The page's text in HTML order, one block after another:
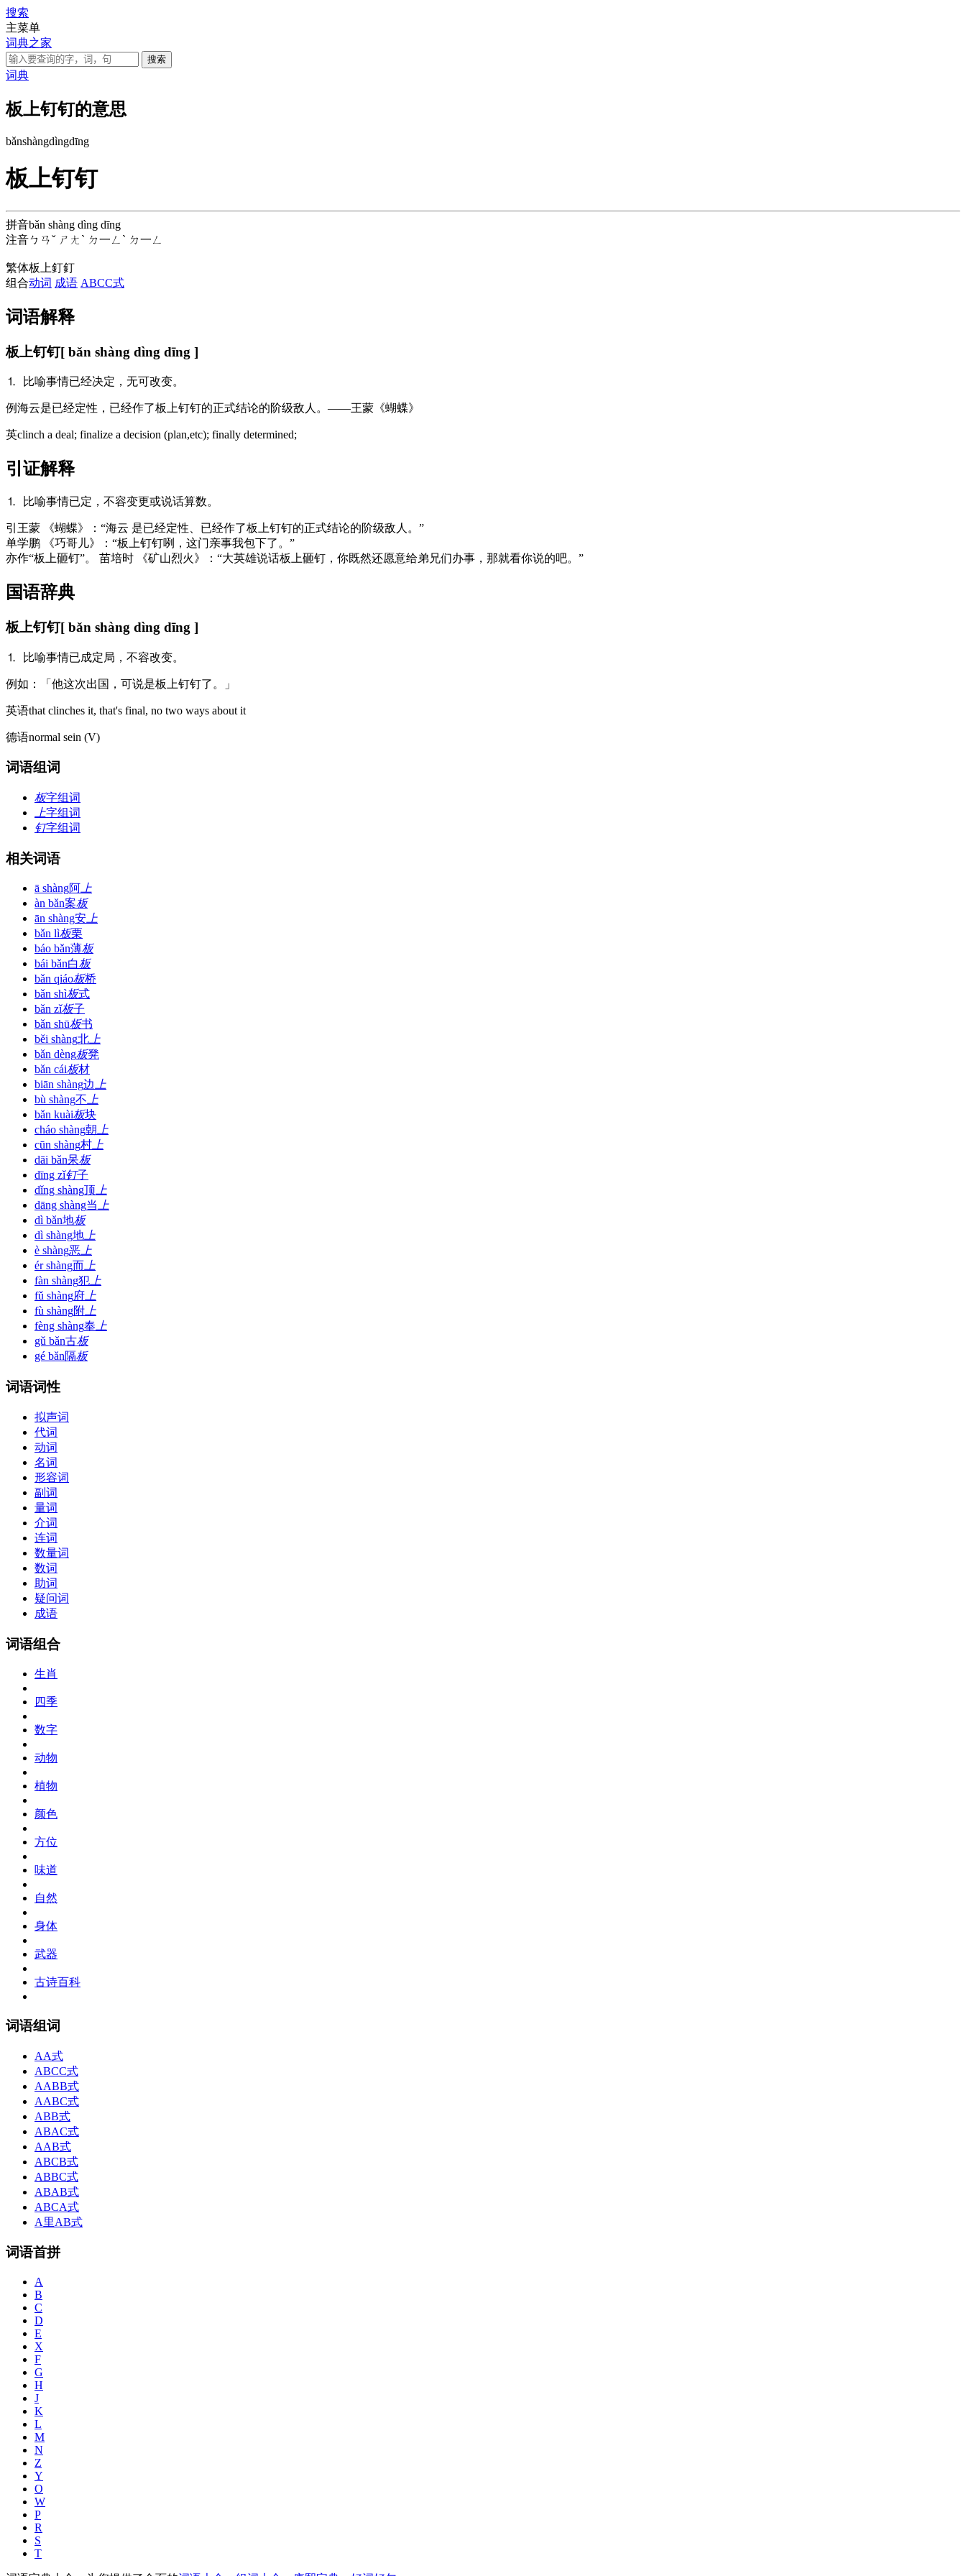
搜索
主菜单
词典之家
词典
板上钉钉的意思
bǎnshàngdìngdīng
板上钉钉
拼音bǎn shàng dìng dīng
注音ㄅㄢˇ ㄕㄤˋ ㄉ一ㄥˋ ㄉ一ㄥ
繁体板上釘釘
组合动词 成语 ABCC式
词语解释
板上钉钉[ bǎn shàng dìng dīng ]
⒈ 比喻事情已经决定，无可改变。
例海云是已经定性，已经作了板上钉钉的正式结论的阶级敌人。——王蒙《蝴蝶》
英clinch a deal; finalize a decision (plan,etc); finally determined;
引证解释
⒈ 比喻事情已定，不容变更或说话算数。
引 王蒙 《蝴蝶》：“海云 是已经定性、已经作了板上钉钉的正式结论的阶级敌人。”
单学鹏 《巧哥儿》：“板上钉钉咧，这门亲事我包下了。”
亦作“板上砸钉”。 苗培时 《矿山烈火》：“大英雄说话板上砸钉，你既然还愿意给弟兄们办事，那就看你说的吧。”
国语辞典
板上钉钉[ bǎn shàng dìng dīng ]
⒈ 比喻事情已成定局，不容改变。
例如：「他这次出国，可说是板上钉钉了。」
英语that clinches it, that's final, no two ways about it
德语normal sein (V)​
词语组词
板字组词
上字组词
钉字组词
相关词语
ā shàng阿上
àn bǎn案板
ān shàng安上
bǎn lì板栗
báo bǎn薄板
bái bǎn白板
bǎn qiáo板桥
bǎn shì板式
bǎn zǐ板子
bǎn shū板书
běi shàng北上
bǎn dèng板凳
bǎn cái板材
biān shàng边上
bù shàng不上
bǎn kuài板块
cháo shàng朝上
cūn shàng村上
dāi bǎn呆板
dīng zǐ钉子
dǐng shàng顶上
dāng shàng当上
dì bǎn地板
dì shàng地上
è shàng恶上
ér shàng而上
fàn shàng犯上
fǔ shàng府上
fù shàng附上
fèng shàng奉上
gǔ bǎn古板
gé bǎn隔板
词语词性
拟声词
代词
动词
名词
形容词
副词
量词
介词
连词
数量词
数词
助词
疑问词
成语
词语组合
生肖
四季
数字
动物
植物
颜色
方位
味道
自然
身体
武器
古诗百科
词语组词
AA式
ABCC式
AABB式
AABC式
ABB式
ABAC式
AAB式
ABCB式
ABBC式
ABAB式
ABCA式
A里AB式
词语首拼
A
B
C
D
E
X
F
G
H
J
K
L
M
N
Z
Y
O
W
P
R
S
T